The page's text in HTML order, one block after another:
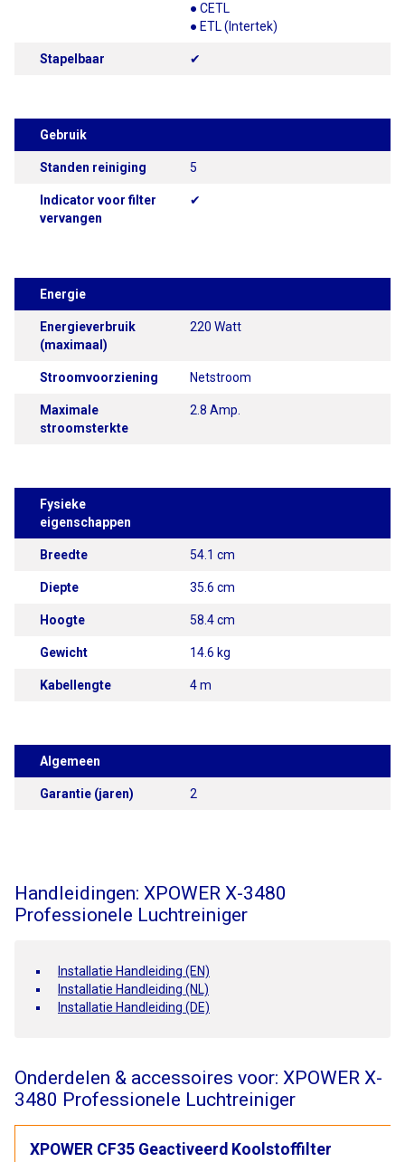
● CETL
● ETL (Intertek)
Stapelbaar ✔
Gebruik
Standen reiniging 5
Indicator voor filter
vervangen
✔
Energie
Energieverbruik
(maximaal)
220 Watt
Stroomvoorziening Netstroom
Maximale
stroomsterkte
2.8 Amp.
Fysieke
eigenschappen
Breedte 54.1 cm
Diepte 35.6 cm
Hoogte 58.4 cm
Gewicht 14.6 kg
Kabellengte 4 m
Algemeen
Garantie (jaren) 2
Handleidingen: XPOWER X-3480
Professionele Luchtreiniger
Installatie Handleiding (EN)
Installatie Handleiding (NL)
Installatie Handleiding (DE)
Onderdelen & accessoires voor: XPOWER X-
3480 Professionele Luchtreiniger
XPOWER CF35 Geactiveerd Koolstoffilter